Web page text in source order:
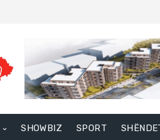
SHOWBIZ SPORT